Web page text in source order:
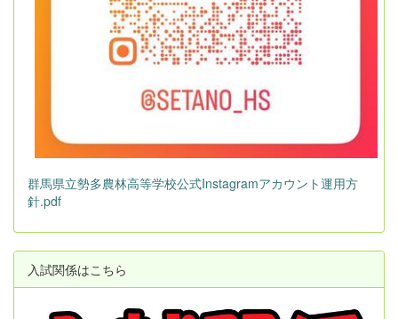
群馬県立勢多農林高等学校公式Instagramアカウント運用方
針.pdf
入試関係はこちら